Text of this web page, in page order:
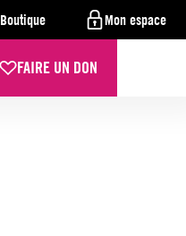
Boutique Mon espace
FAIRE UN DON